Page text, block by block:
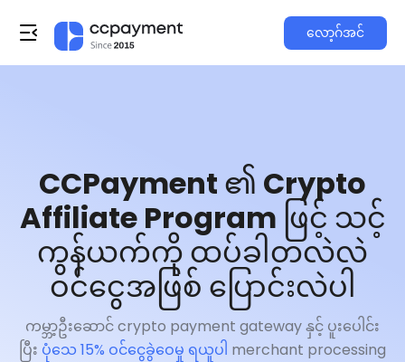
လော့ဂ်အင်
CCPayment ၏ Crypto
Affiliate Program ဖြင့် သင့်
ကွန်ယက်ကို ထပ်ခါတလဲလဲ
ဝင်ငွေအဖြစ် ပြောင်းလဲပါ
ကမ္ဘာ့ဦးဆောင် crypto payment gateway နှင့် ပူးပေါင်း
ပြီး ပုံသေ 15% ဝင်ငွေခွဲဝေမှု ရယူပါ merchant processing